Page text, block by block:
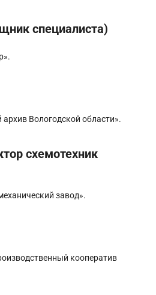
специалиста)
Вологодской области».
схемотехник
завод».
кооператив